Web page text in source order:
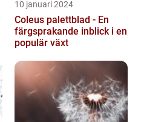
10 januari 2024
Coleus palettblad - En
färgsprakande inblick i en
populär växt